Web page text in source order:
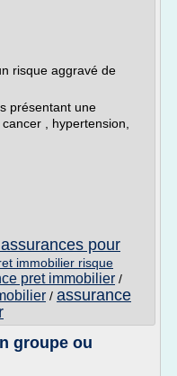
risque aggravé de
présentant une
, hypertension,
pour
immobilier risque
pret immobilier /
/ assurance
groupe ou